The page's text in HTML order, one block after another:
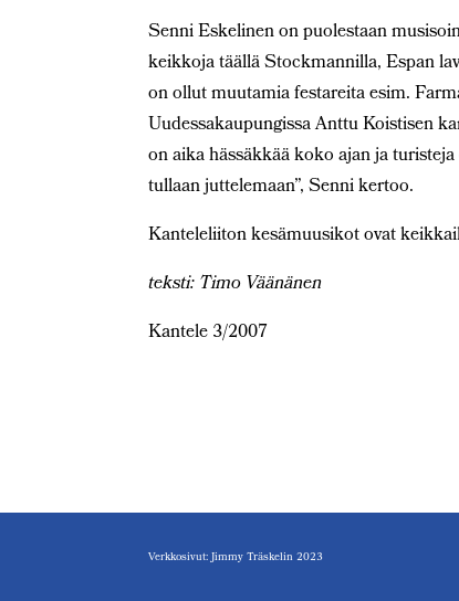
Senni Eskelinen on puolestaan
keikkoja täällä Stockmannilla, Espan
on ollut muutamia festareita esim.
Uudessakaupungissa Anttu Koistisen
on aika hässäkkää koko ajan ja
tullaan juttelemaan”, Senni kertoo.
Kanteleliiton kesämuusikot ovat
teksti: Timo Väänänen
Kantele 3/2007
Verkkosivut: Jimmy Träskelin 2023